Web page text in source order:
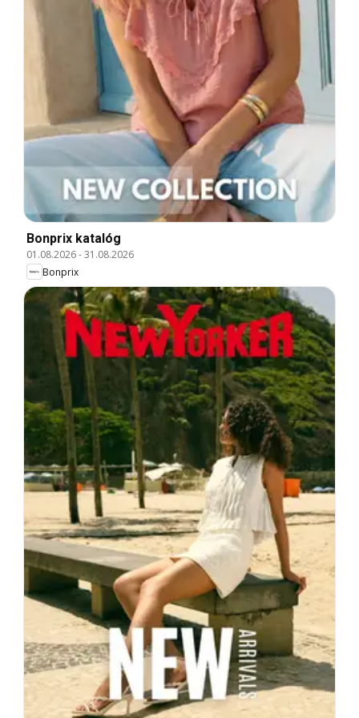
Bonprix katalóg
01.08.2026-31.08.2026
Bonprix